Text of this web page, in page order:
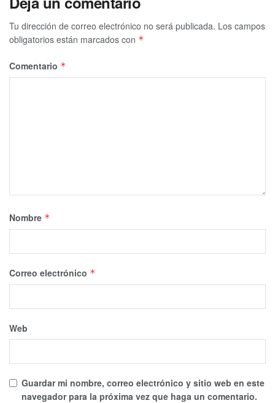
Tu dirección de correo electrónico no será publicada. Los campos
obligatorios están marcados con *
Comentario *
Nombre *
Correo electrónico *
Web
Guardar mi nombre, correo electrónico y sitio web en este
navegador para la próxima vez que haga un comentario.